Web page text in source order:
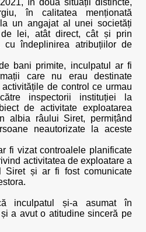
în două situații distincte,
în calitatea menționată
un angajat al unei societăți
lei, atât direct, cât și prin
cu îndeplinirea atribuțiilor de
bani primite, inculpatul ar fi
care nu erau destinate
de control ce urmau
inspectorii instituției la
de activitate exploatarea
albia râului Siret, permițând
neautorizate la aceste
fi vizat controalele planificate
activitatea de exploatare a
Siret și ar fi fost comunicate
inculpatul și-a asumat în
a avut o atitudine sinceră pe